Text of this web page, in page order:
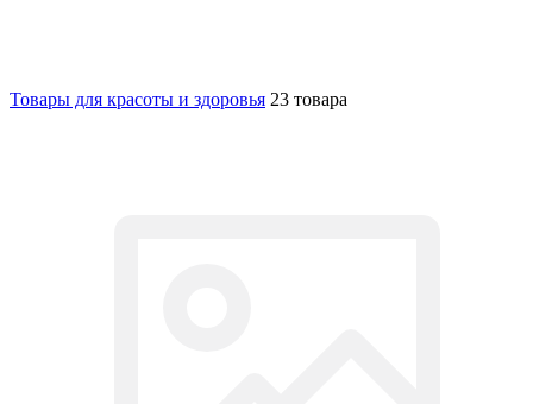
Товары для красоты и здоровья 23 товара